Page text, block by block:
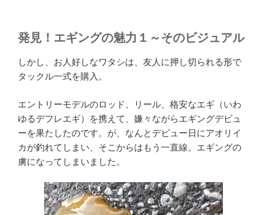
発見！エギングの魅力１～そのビジュアル
しかし、お人好しなワタシは、友人に押し切られる形で
タックル一式を購入。
エントリーモデルのロッド、リール、格安なエギ（いわ
ゆるデフレエギ）を携えて、嫌々ながらエギングデビュ
ーを果たしたのです。が、なんとデビュー日にアオリイ
カが釣れてしまい、そこからはもう一直線。エギングの
虜になってしまいました。